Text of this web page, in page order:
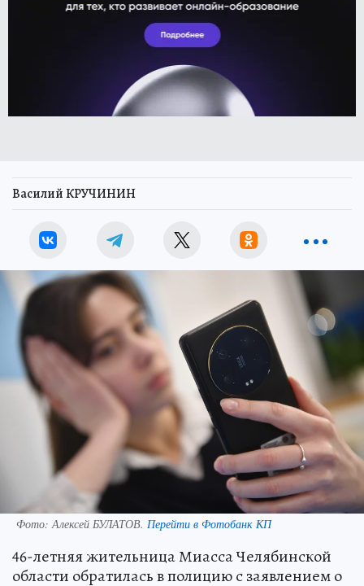
Василий КРУЧИНИН
Фото:Алексей БУЛАТОВ. Перейти в Фотобанк КП
46-летняя жительница Миасса Челябинской
области обратилась в полицию с заявлением о